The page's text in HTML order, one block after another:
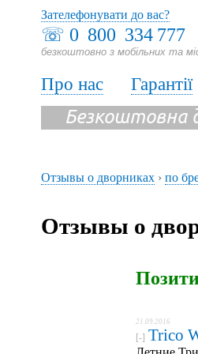
☏ 0 800 334 777
безкоштовно з мобільних та
Зателефонувати до вас?
Про нас Гарантії
Отзывы о дворниках › по
Отзывы о
21.09.2016
[-] Trico